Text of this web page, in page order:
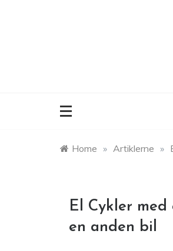
Home » Artiklerne »
El Cykler
en anden bil